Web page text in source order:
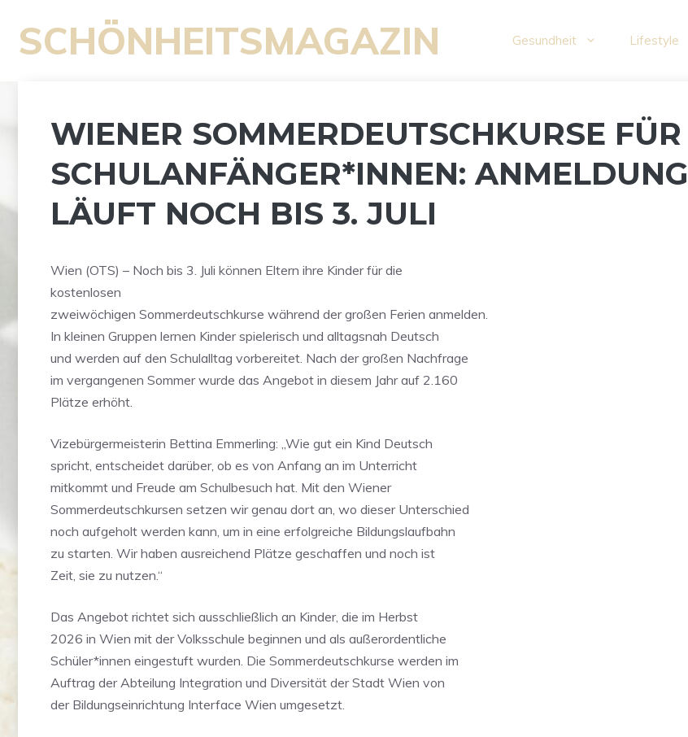
Inhalt
springen
SCHÖNHEITSMAGAZIN Gesundheit Lifestyle
WIENER SOMMERDEUTSCHKURSE FÜR
SCHULANFÄNGER*INNEN: ANMELDUNG
LÄUFT NOCH BIS 3. JULI
Wien (OTS) – Noch bis 3. Juli können Eltern ihre Kinder für die
kostenlosen
zweiwöchigen Sommerdeutschkurse während der großen Ferien anmelden.
In kleinen Gruppen lernen Kinder spielerisch und alltagsnah Deutsch
und werden auf den Schulalltag vorbereitet. Nach der großen Nachfrage
im vergangenen Sommer wurde das Angebot in diesem Jahr auf 2.160
Plätze erhöht.
Vizebürgermeisterin Bettina Emmerling: „Wie gut ein Kind Deutsch
spricht, entscheidet darüber, ob es von Anfang an im Unterricht
mitkommt und Freude am Schulbesuch hat. Mit den Wiener
Sommerdeutschkursen setzen wir genau dort an, wo dieser Unterschied
noch aufgeholt werden kann, um in eine erfolgreiche Bildungslaufbahn
zu starten. Wir haben ausreichend Plätze geschaffen und noch ist
Zeit, sie zu nutzen.“
Das Angebot richtet sich ausschließlich an Kinder, die im Herbst
2026 in Wien mit der Volksschule beginnen und als außerordentliche
Schüler*innen eingestuft wurden. Die Sommerdeutschkurse werden im
Auftrag der Abteilung Integration und Diversität der Stadt Wien von
der Bildungseinrichtung Interface Wien umgesetzt.